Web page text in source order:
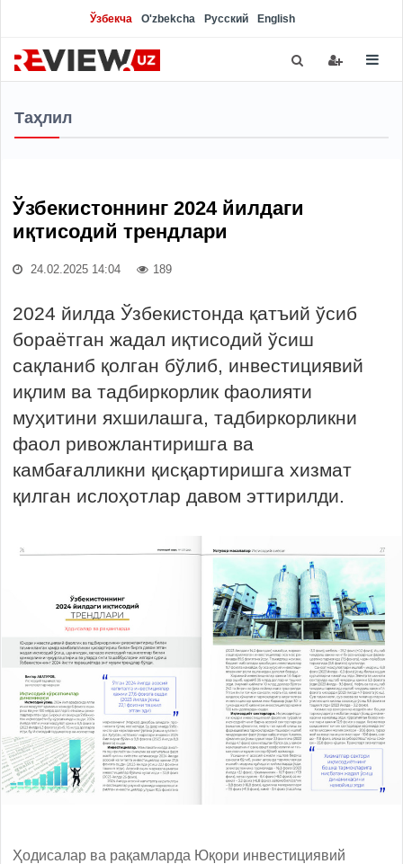
Ўзбекча O'zbekcha Русский English
Таҳлил
Ўзбекистоннинг 2024 йилдаги
иқтисодий трендлари
24.02.2025 14:04 189
2024 йилда Ўзбекистонда қатъий ўсиб
бораётган жадал иқтисодий ўсиш
сақланиб қолган бўлиб, инвестициявий
иқлим ва тадбиркорлик фаолияти
муҳитини яхшилашга, тадбиркорликни
фаол ривожлантиришга ва
камбағалликни қисқартиришга хизмат
қилган ислоҳотлар давом эттирилди.
Ҳодисалар ва рақамларда Юқори инвестициявий